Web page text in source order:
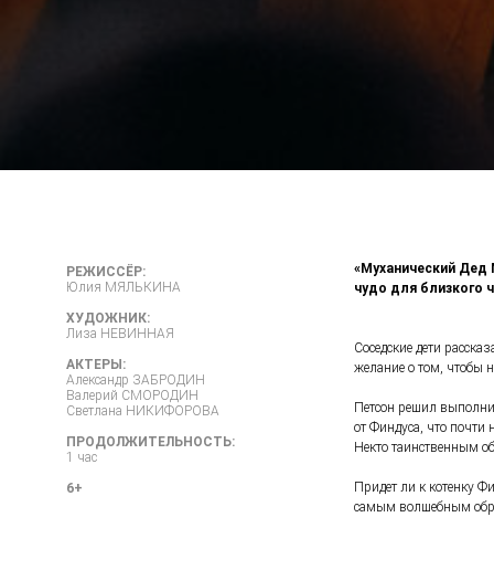
«Муханический Дед
чудо для близкого
Соседские дети
желание о том, чтобы
Петсон решил
от Финдуса, что почти
Некто таинственным
Придет ли к котенку
самым волшебным
РЕЖИССЁР:
Юлия МЯЛЬКИНА
ХУДОЖНИК:
Лиза НЕВИННАЯ
АКТЕРЫ:
Александр ЗАБРОДИН
Валерий СМОРОДИН
Светлана НИКИФОРОВА
ПРОДОЛЖИТЕЛЬНОСТЬ:
1 час
6+